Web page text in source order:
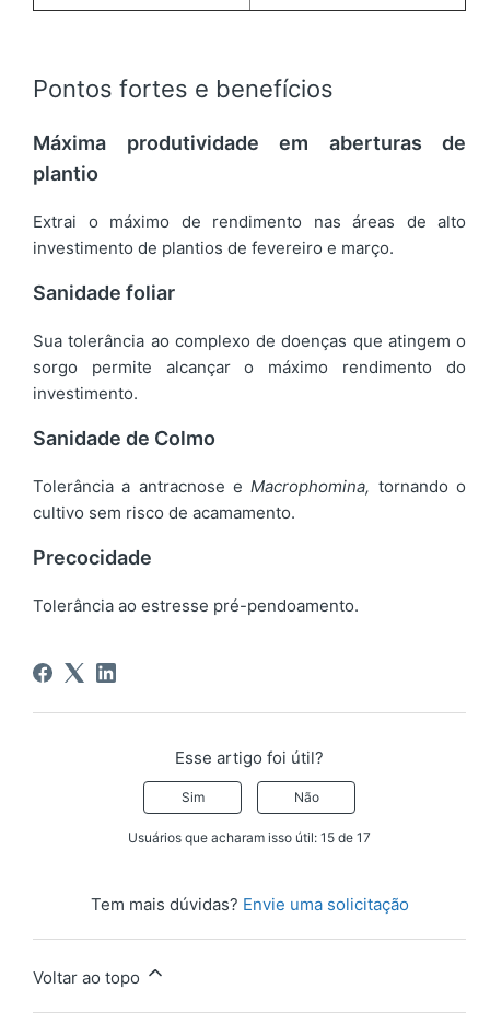
Pontos fortes e benefícios
Máxima produtividade em aberturas de
plantio
Extrai o máximo de rendimento nas áreas de alto
investimento de plantios de fevereiro e março.
Sanidade foliar
Sua tolerância ao complexo de doenças que atingem o
sorgo permite alcançar o máximo rendimento do
investimento.
Sanidade de Colmo
Tolerância a antracnose eMacrophomina, tornando o
cultivo sem risco de acamamento.
Precocidade
Tolerância ao estresse pré-pendoamento.
Esse artigo foi útil?
Sim Não
Usuários que acharam isso útil: 15 de 17
Tem mais dúvidas? Envie uma solicitação
Voltar ao topo